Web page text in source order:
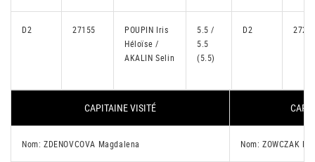
D2 27155
POUPIN Iris
Héloïse /
AKALIN Selin
5.5 /
5.5
(5.5)
D2
CAPITAINE VISITÉ
Nom: ZDENOVCOVA Magdalena Nom: ZOWCZAK